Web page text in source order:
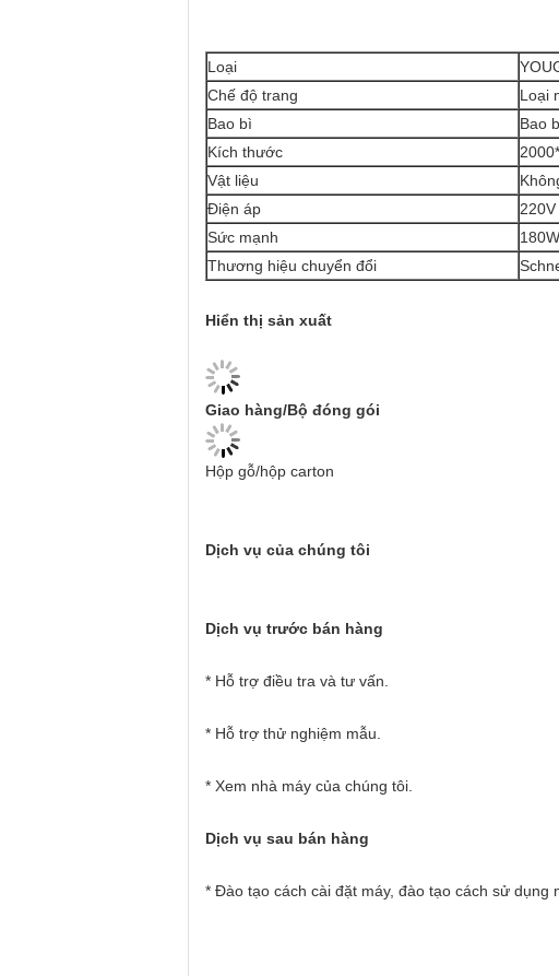
Loại
Chế độ trang
Loại
Bao bì
Bao
Kích thước
Vật liệu
Điện áp
220V
Sức mạnh
180W
Thương hiệu chuyển đổi
Hiển thị sản xuất
Giao hàng/Bộ đóng gói
Hộp gỗ/hộp carton
Dịch vụ của chúng tôi
Dịch vụ trước bán hàng
* Hỗ trợ điều tra và tư vấn.
* Hỗ trợ thử nghiệm mẫu.
* Xem nhà máy của chúng tôi.
Dịch vụ sau bán hàng
* Đào tạo cách cài đặt máy, đào tạo cách sử dụng